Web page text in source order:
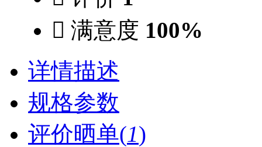
 满意度 100%
详情描述
规格参数
评价晒单(1)